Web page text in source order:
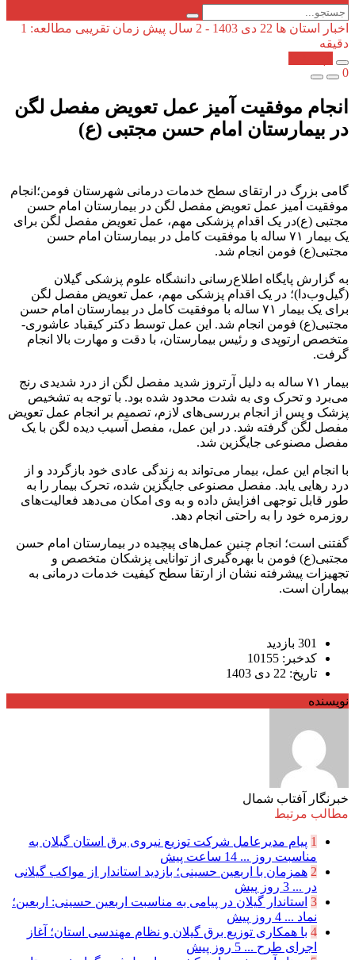
اخبار استان ها 22 دی 1403 - 2 سال پیش
زمان تقریبی مطالعه: 1
دقیقه
0
انجام موفقیت آمیز عمل تعویض مفصل لگن
در بیمارستان امام حسن مجتبی (ع)
گامی بزرگ در ارتقای سطح خدمات درمانی شهرستان فومن؛انجام
موفقیت آمیز عمل تعویض مفصل لگن در بیمارستان امام حسن
مجتبی (ع)در یک اقدام پزشکی مهم، عمل تعویض مفصل لگن برای
یک بیمار ۷۱ ساله با موفقیت کامل در بیمارستان امام حسن
مجتبی(ع) فومن انجام شد.
به گزارش پایگاه اطلاع‌رسانی دانشگاه علوم پزشکی گیلان
(گیل‌وب‌دا)؛ در یک اقدام پزشکی مهم، عمل تعویض مفصل لگن
برای یک بیمار ۷۱ ساله با موفقیت کامل در بیمارستان امام حسن
مجتبی(ع) فومن انجام شد. این عمل توسط دکتر کیقباد عاشوری-
متخصص ارتوپدی و رئیس بیمارستان، با دقت و مهارت بالا انجام
گرفت.
بیمار ۷۱ ساله به دلیل آرتروز شدید مفصل لگن از درد شدیدی رنج
می‌برد و تحرک وی به شدت محدود شده بود. با توجه به تشخیص
پزشک و پس از انجام بررسی‌های لازم، تصمیم بر انجام عمل تعویض
مفصل لگن گرفته شد. در این عمل، مفصل آسیب دیده لگن با یک
مفصل مصنوعی جایگزین شد.
با انجام این عمل، بیمار می‌تواند به زندگی عادی خود بازگردد و از
درد رهایی یابد. مفصل مصنوعی جایگزین شده، تحرک بیمار را به
طور قابل توجهی افزایش داده و به وی امکان می‌دهد فعالیت‌های
روزمره خود را به راحتی انجام دهد.
گفتنی است؛ انجام چنین عمل‌های پیچیده در بیمارستان امام حسن
مجتبی(ع) فومن با بهره‌گیری از توانایی پزشکان متخصص و
تجهیزات پیشرفته نشان از ارتقا سطح کیفیت خدمات درمانی به
بیماران است.
301 بازدید
کدخبر: 10155
تاریخ: 22 دی 1403
نویسنده
خبرنگار آفتاب شمال
مطالب مرتبط
1 پیام مدیرعامل شركت توزیع نیروی برق استان گیلان به
مناسبت روز ... 14 ساعت پیش
2 همزمان با اربعین حسینی؛ بازدید استاندار از مواکب گیلانی
در ... 3 روز پیش
3 استاندار گیلان در پیامی به مناسبت اربعین حسینی: اربعین؛
نماد ... 4 روز پیش
4 با همکاری توزیع برق گیلان و نظام مهندسی استان؛ آغاز
اجرای طرح ... 5 روز پیش